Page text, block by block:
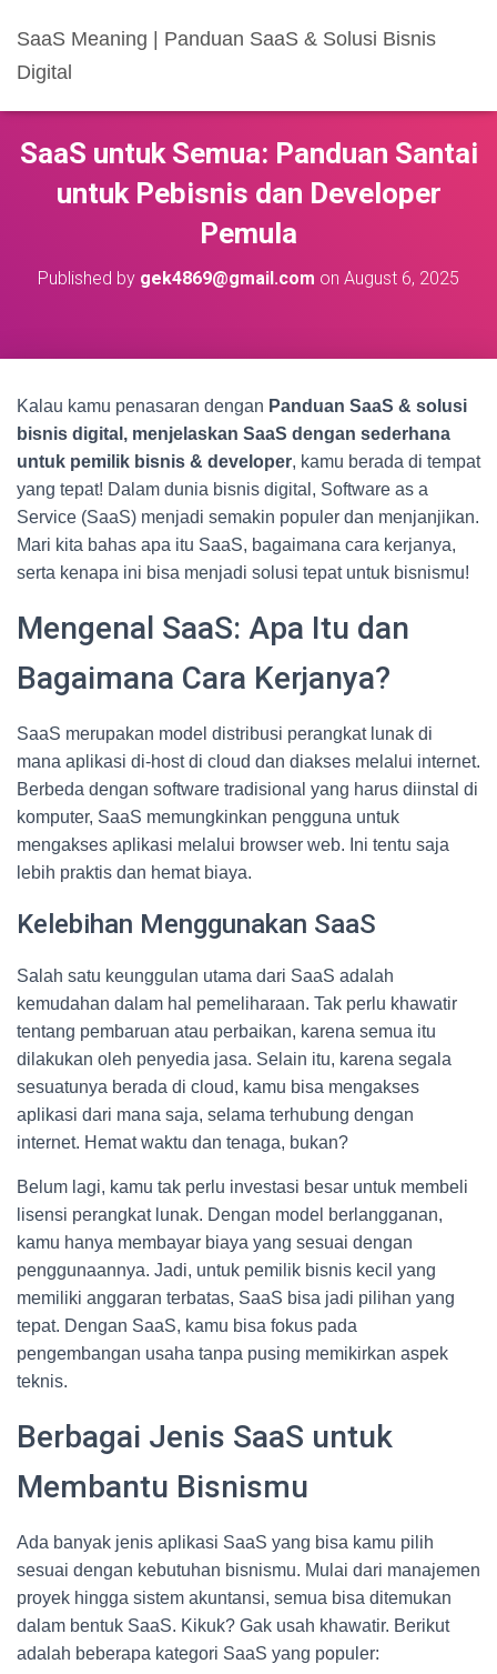
SaaS Meaning | Panduan SaaS & Solusi Bisnis
Digital
SaaS untuk Semua: Panduan Santai
untuk Pebisnis dan Developer
Pemula
Published by gek4869@gmail.com on August 6, 2025
Kalau kamu penasaran dengan Panduan SaaS & solusi
bisnis digital, menjelaskan SaaS dengan sederhana
untuk pemilik bisnis & developer, kamu berada di tempat
yang tepat! Dalam dunia bisnis digital, Software as a
Service (SaaS) menjadi semakin populer dan menjanjikan.
Mari kita bahas apa itu SaaS, bagaimana cara kerjanya,
serta kenapa ini bisa menjadi solusi tepat untuk bisnismu!
Mengenal SaaS: Apa Itu dan
Bagaimana Cara Kerjanya?
SaaS merupakan model distribusi perangkat lunak di
mana aplikasi di-host di cloud dan diakses melalui internet.
Berbeda dengan software tradisional yang harus diinstal di
komputer, SaaS memungkinkan pengguna untuk
mengakses aplikasi melalui browser web. Ini tentu saja
lebih praktis dan hemat biaya.
Kelebihan Menggunakan SaaS
Salah satu keunggulan utama dari SaaS adalah
kemudahan dalam hal pemeliharaan. Tak perlu khawatir
tentang pembaruan atau perbaikan, karena semua itu
dilakukan oleh penyedia jasa. Selain itu, karena segala
sesuatunya berada di cloud, kamu bisa mengakses
aplikasi dari mana saja, selama terhubung dengan
internet. Hemat waktu dan tenaga, bukan?
Belum lagi, kamu tak perlu investasi besar untuk membeli
lisensi perangkat lunak. Dengan model berlangganan,
kamu hanya membayar biaya yang sesuai dengan
penggunaannya. Jadi, untuk pemilik bisnis kecil yang
memiliki anggaran terbatas, SaaS bisa jadi pilihan yang
tepat. Dengan SaaS, kamu bisa fokus pada
pengembangan usaha tanpa pusing memikirkan aspek
teknis.
Berbagai Jenis SaaS untuk
Membantu Bisnismu
Ada banyak jenis aplikasi SaaS yang bisa kamu pilih
sesuai dengan kebutuhan bisnismu. Mulai dari manajemen
proyek hingga sistem akuntansi, semua bisa ditemukan
dalam bentuk SaaS. Kikuk? Gak usah khawatir. Berikut
adalah beberapa kategori SaaS yang populer: